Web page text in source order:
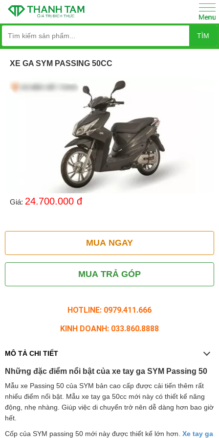
TÌM
XE GA SYM PASSING 50CC
Giá: 24.700.000 đ
MUA NGAY
MUA TRẢ GÓP
HOTLINE: 0979.411.666
KINH DOANH: 033.860.8888
MÔ TẢ CHI TIẾT
Những đặc điểm nổi bật của xe tay ga SYM Passing 50
Mẫu xe Passing 50 của SYM bản cao cấp được cải tiến thêm rất
nhiểu điểm nổi bật. Mẫu xe tay ga 50cc mới này có thiết kế năng
động, nhẹ nhàng. Giúp việc di chuyển trở nên dễ dàng hơn bao giờ
hết.
Cốp của SYM passing 50 mới này được thiết kế lớn hơn. Xe tay ga